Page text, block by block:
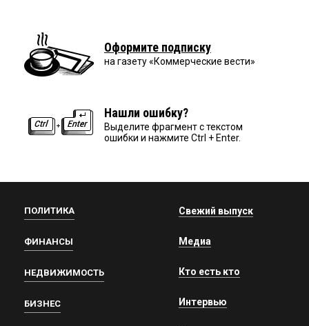
Оформите подписку
на газету «Коммерческие вести»
Нашли ошибку?
Выделите фрагмент с текстом
ошибки и нажмите Ctrl + Enter.
ПОЛИТИКА
ФИНАНСЫ
НЕДВИЖИМОСТЬ
БИЗНЕС
Свежий выпуск
Медиа
Кто есть кто
Интервью